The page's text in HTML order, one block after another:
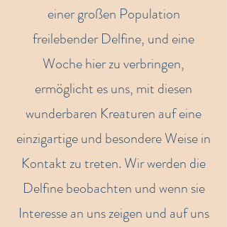
einer großen Population
freilebender Delfine, und eine
Woche hier zu verbringen,
ermöglicht es uns, mit diesen
wunderbaren Kreaturen auf eine
einzigartige und besondere Weise in
Kontakt zu treten. Wir werden die
Delfine beobachten und wenn sie
Interesse an uns zeigen und auf uns